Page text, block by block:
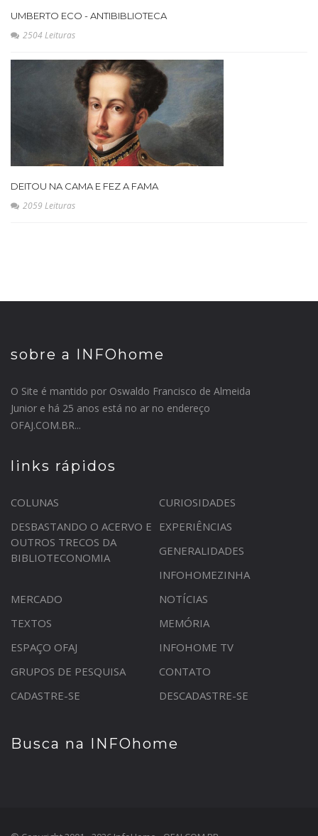
UMBERTO ECO - ANTIBIBLIOTECA
2504 Leituras
DEITOU NA CAMA E FEZ A FAMA
2059 Leituras
sobre a INFOhome
O Site é mantido por Oswaldo Francisco de Almeida
Junior e há 25 anos está no ar no endereço
OFAJ.COM.BR...
links rápidos
COLUNAS
CURIOSIDADES
DESBASTANDO O ACERVO E
OUTROS TRECOS DA
BIBLIOTECONOMIA
EXPERIÊNCIAS
GENERALIDADES
INFOHOMEZINHA
MERCADO
NOTÍCIAS
TEXTOS
MEMÓRIA
ESPAÇO OFAJ
INFOHOME TV
GRUPOS DE PESQUISA
CONTATO
CADASTRE-SE
DESCADASTRE-SE
Busca na INFOhome